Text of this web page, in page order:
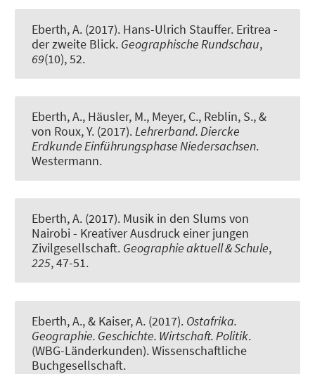
Eberth, A. (2017). Hans-Ulrich Stauffer. Eritrea -
der zweite Blick. Geographische Rundschau,
69(10), 52.
Eberth, A., Häusler, M., Meyer, C., Reblin, S., &
von Roux, Y. (2017).Lehrerband. Diercke
Erdkunde Einführungsphase Niedersachsen.
Westermann.
Eberth, A. (2017). Musik in den Slums von
Nairobi - Kreativer Ausdruck einer jungen
Zivilgesellschaft. Geographie aktuell & Schule,
225, 47-51.
Eberth, A., & Kaiser, A. (2017). Ostafrika.
Geographie. Geschichte. Wirtschaft. Politik.
(WBG-Länderkunden). Wissenschaftliche
Buchgesellschaft.